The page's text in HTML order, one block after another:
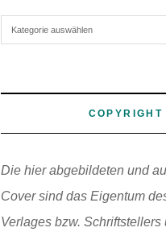
COPYRIGHT
Die hier abgebildeten und
Cover sind das Eigentum
Verlages bzw.